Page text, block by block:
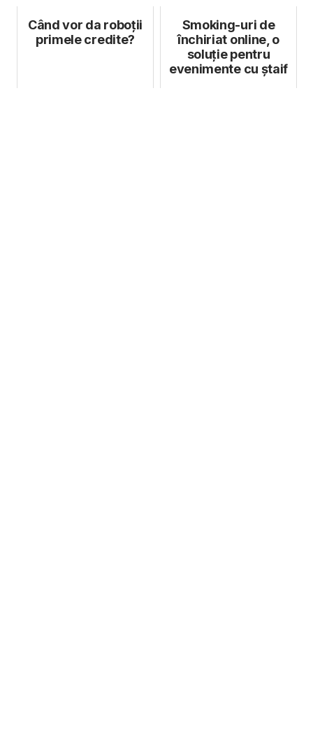
Când vor da roboții
primele credite?
Smoking-uri de
închiriat online, o
soluție pentru
evenimente cu ștaif